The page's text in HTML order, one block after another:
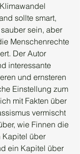
sollte smart,
sein, aber
Menschenrechte
Der Autor
interessante
und ernsteren
Einstellung zum
mit Fakten über
vermischt
wie Finnen die
Kapitel über
ein Kapitel über